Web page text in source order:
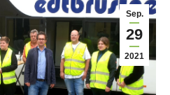
Sep.
29
2021